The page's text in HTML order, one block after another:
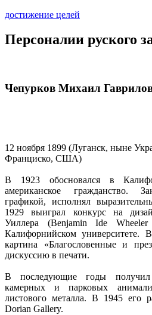
достижение целей
Персоналии руского
Чепурков Михаил
12 ноября 1899 (Луганск, ныне
Франциско, США)
В 1923 обосновался в
американское гражданство.
графикой, исполнял
1929 выиграл конкурс на
Уиллера (Benjamin Ide
Калифорнийском университете.
картина «Благословенные и
дискуссию в печати.
В последующие годы получил
камерных и парковых
листового металла. В 1945 его
Dorian Gallery.